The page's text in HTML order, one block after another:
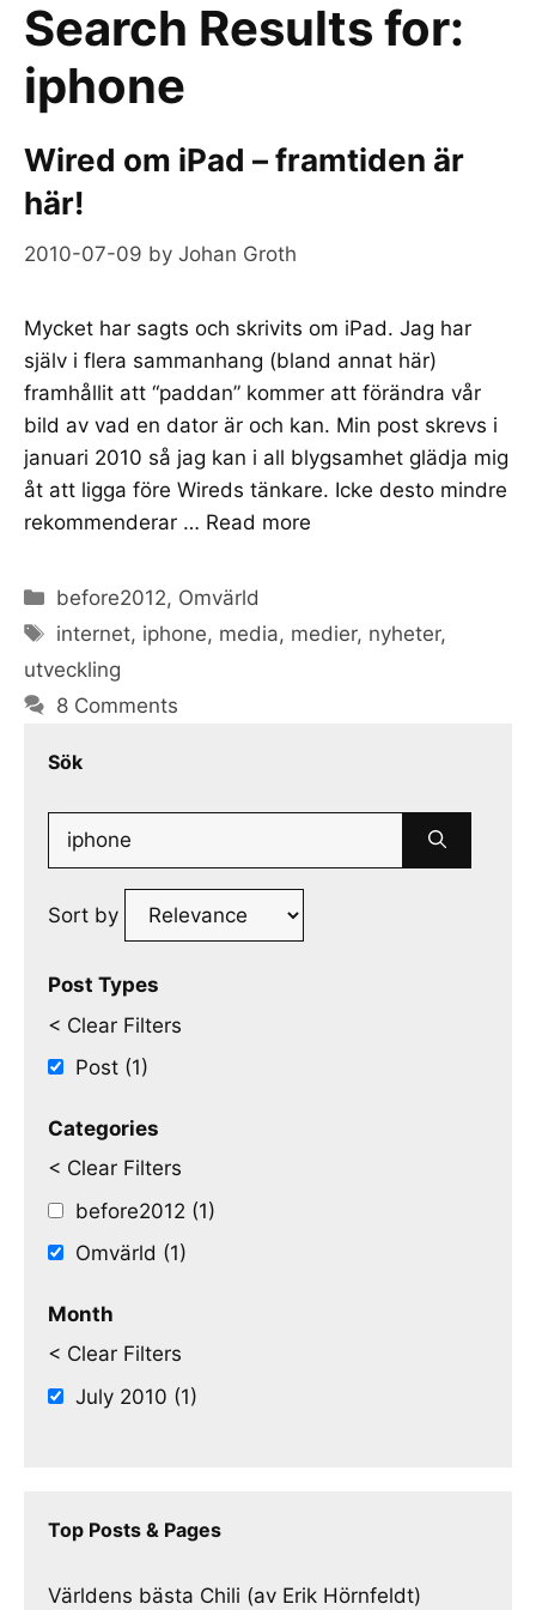
Search Results for:
iphone
Wired om iPad – framtiden är
här!
2010-07-09 by Johan Groth
Mycket har sagts och skrivits om iPad. Jag har
själv i flera sammanhang (bland annat här)
framhållit att “paddan” kommer att förändra vår
bild av vad en dator är och kan. Min post skrevs i
januari 2010 så jag kan i all blygsamhet glädja mig
åt att ligga före Wireds tänkare. Icke desto mindre
rekommenderar … Read more
Categories
before2012, Omvärld
Tags
internet, iphone, media, medier, nyheter,
utveckling
8 Comments
Sök
Search
for:
Sort by
Post Types
< Clear Filters
Post (1)
Categories
< Clear Filters
before2012 (1)
Omvärld (1)
Month
< Clear Filters
July 2010 (1)
Top Posts & Pages
Världens bästa Chili (av Erik Hörnfeldt)